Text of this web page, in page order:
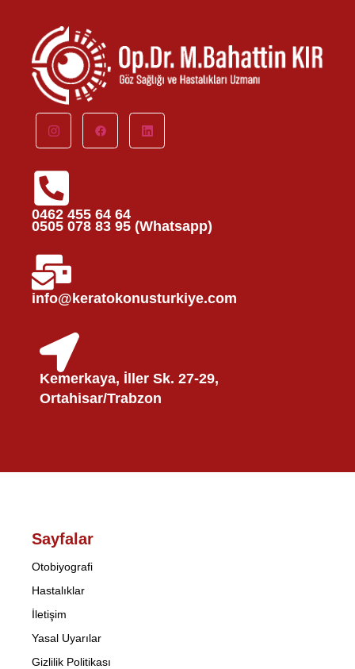
0462 455 64 64
0505 078 83 95 (Whatsapp)
info@keratokonusturkiye.com
Kemerkaya, İller Sk. 27-29,
Ortahisar/Trabzon
Sayfalar
Otobiyografi
Hastalıklar
İletişim
Yasal Uyarılar
Gizlilik Politikası